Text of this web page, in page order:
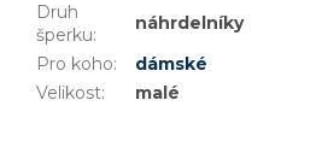
Druh
šperku:
náhrdelníky
Pro koho:
dámské
Velikost: malé